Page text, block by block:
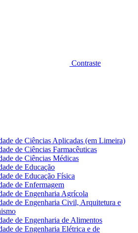
Contraste
de Ciências Aplicadas (em Limeira)
de Ciências Farmacêuticas
de Ciências Médicas
de Educação
de Educação Física
de Enfermagem
de Engenharia Agrícola
de Engenharia Civil, Arquitetura e
de Engenharia de Alimentos
de Engenharia Elétrica e de